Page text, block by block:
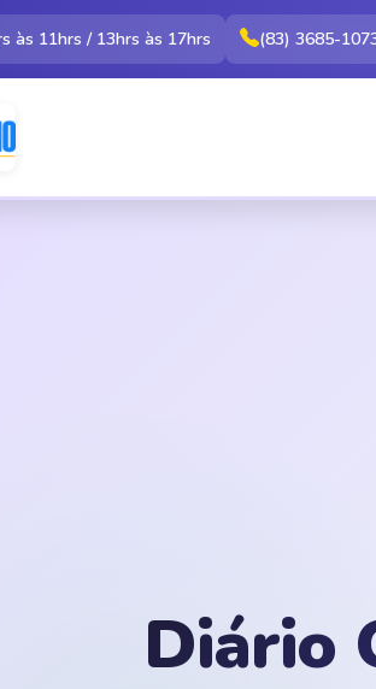
às 11hrs / 13hrs às 17hrs (83) 3685-
Diário